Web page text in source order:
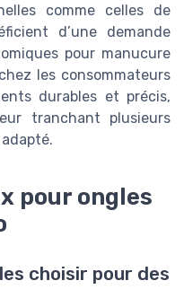
comme celles de
d’une demande
pour manucure
les consommateurs
durables et précis,
tranchant plusieurs
pour ongles
choisir pour des